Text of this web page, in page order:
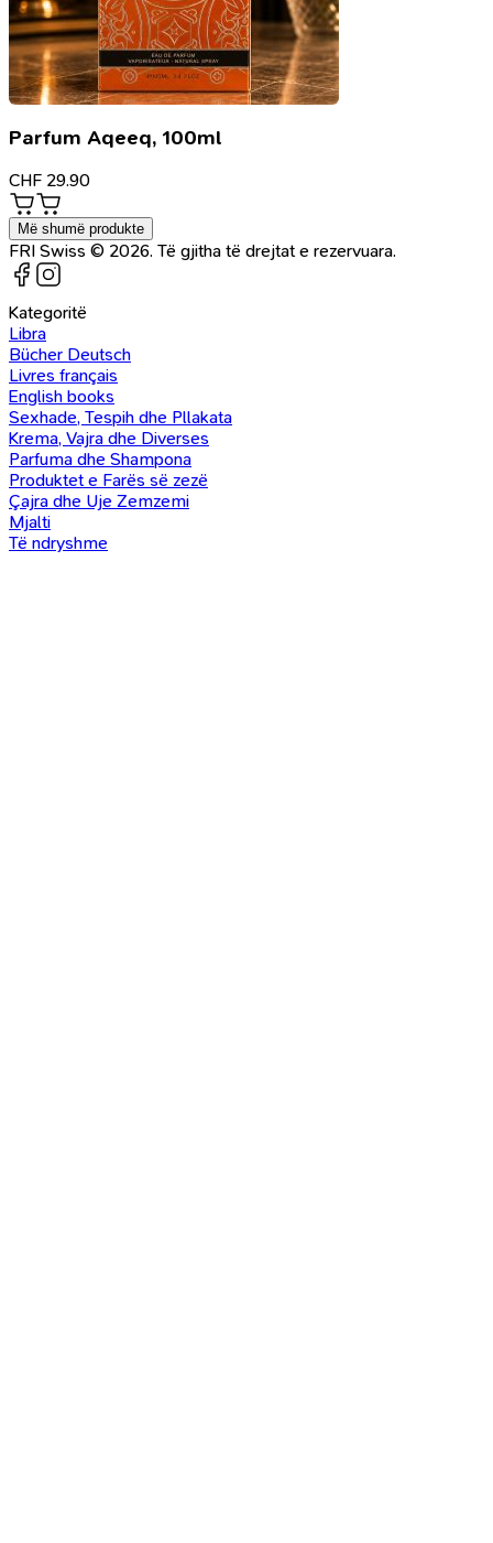
Parfum Aqeeq, 100ml
CHF 29.90
Më shumë produkte
FRI Swiss © 2026. Të gjitha të drejtat e rezervuara.
Kategoritë
Libra
Bücher Deutsch
Livres français
English books
Sexhade, Tespih dhe Pllakata
Krema, Vajra dhe Diverses
Parfuma dhe Shampona
Produktet e Farës së zezë
Çajra dhe Uje Zemzemi
Mjalti
Të ndryshme